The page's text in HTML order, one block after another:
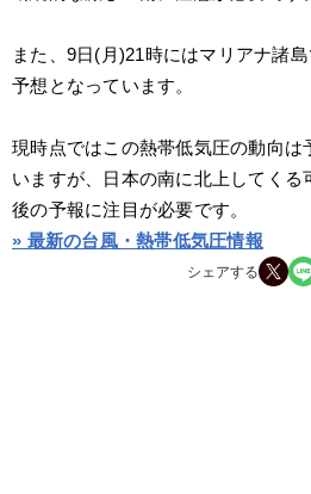
また、9日(月)21時にはマリアナ諸
予想となっています。
現時点ではこの熱帯低気圧の動向は
いますが、日本の南に北上してく
後の予報に注目が必要です。
» 最新の台風・熱帯低気圧情報
シェアする